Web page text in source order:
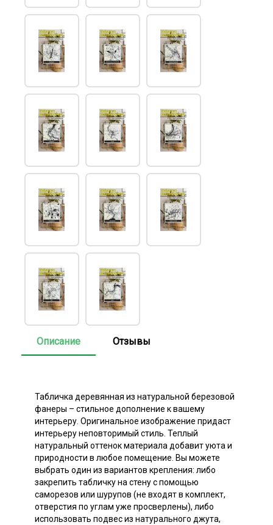
Описание Отзывы
Табличка деревянная из натуральной березовой
фанеры – стильное дополнение к вашему
интерьеру. Оригинальное изображение придаст
интерьеру неповторимый стиль. Теплый
натуральный оттенок материала добавит уюта и
природности в любое помещение. Вы можете
выбрать один из вариантов крепления: либо
закрепить табличку на стену с помощью
саморезов или шурупов (не входят в комплект,
отверстия по углам уже просверлены), либо
использовать подвес из натурального джута,